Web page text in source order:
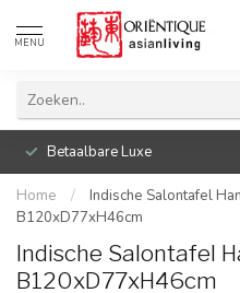
MENU
Betaalbare Luxe
Home /
Indische Salontafel
B120xD77xH46cm
Indische Salontafel
B120xD77xH46cm